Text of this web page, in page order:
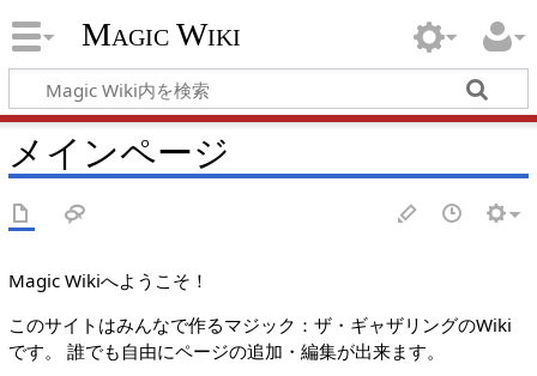
Magic Wiki
メインページ
Magic Wikiへようこそ！
このサイトはみんなで作るマジック：ザ・ギャザリングのWiki
です。 誰でも自由にページの追加・編集が出来ます。